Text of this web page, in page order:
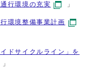
行環境の充実 」
環境整備事業計画
ドサイクルライン」を
」